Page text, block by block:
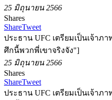
25 มิถุนายน 2566
Shares
ShareTweet
ประธาน UFC เตรียมเป็นเจ้าภ
ศึกนี้พวกพี่เขาจริงจัง"]
25 มิถุนายน 2566
Shares
ShareTweet
ประธาน UFC เตรียมเป็นเจ้าภ